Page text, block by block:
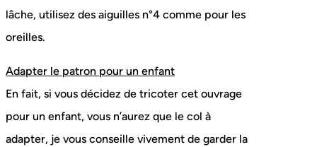
lâche, utilisez des aiguilles n°4 comme pour les
oreilles.
Adapter le patron pour un enfant
En fait, si vous décidez de tricoter cet ouvrage
pour un enfant, vous n’aurez que le col à
adapter, je vous conseille vivement de garder la